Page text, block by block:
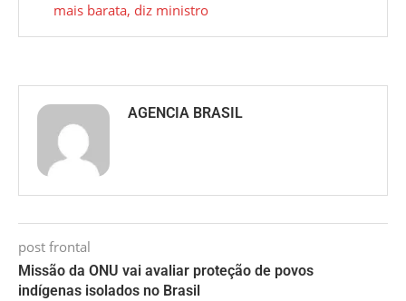
mais barata, diz ministro
AGENCIA BRASIL
post frontal
Missão da ONU vai avaliar proteção de povos
indígenas isolados no Brasil